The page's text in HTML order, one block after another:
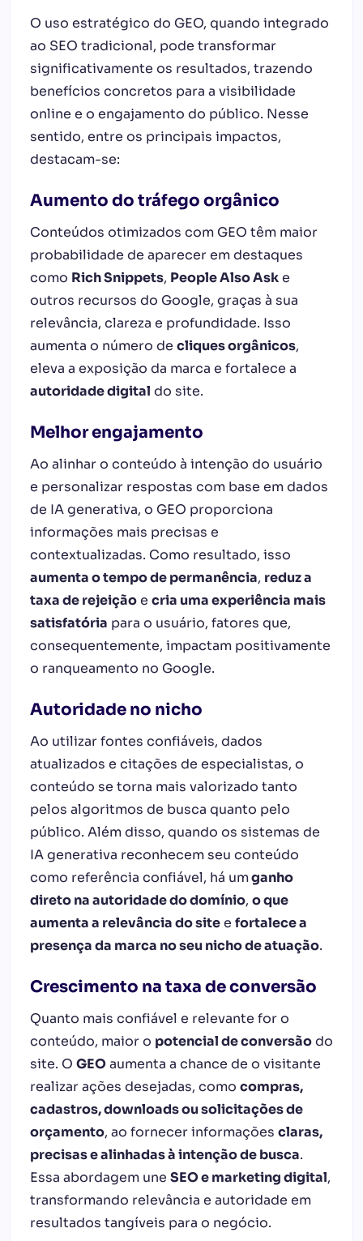
O uso estratégico do GEO, quando integrado
ao SEO tradicional, pode transformar
significativamente os resultados, trazendo
benefícios concretos para a visibilidade
online e o engajamento do público. Nesse
sentido, entre os principais impactos,
destacam-se:
Aumento do tráfego orgânico
Conteúdos otimizados com GEO têm maior
probabilidade de aparecer em destaques
como Rich Snippets, People Also Aske
outros recursos do Google, graças à sua
relevância, clareza e profundidade. Isso
aumenta o número de cliques orgânicos,
eleva a exposição da marca e fortalece a
autoridade digital do site.
Melhor engajamento
Ao alinhar o conteúdo à intenção do usuário
e personalizar respostas com base em dados
de IA generativa, o GEO proporciona
informações mais precisas e
contextualizadas. Como resultado, isso
aumenta o tempo de permanência, reduz a
taxa de rejeiçãoe cria uma experiência mais
satisfatória para o usuário, fatores que,
consequentemente, impactam positivamente
o ranqueamento no Google.
Autoridade no nicho
Ao utilizar fontes confiáveis, dados
atualizados e citações de especialistas, o
conteúdo se torna mais valorizado tanto
pelos algoritmos de busca quanto pelo
público. Além disso, quando os sistemas de
IA generativa reconhecem seu conteúdo
como referência confiável, há umganho
direto na autoridade do domínio, o que
aumenta a relevância do sitee fortalece a
presença da marca no seu nicho de atuação.
Crescimento na taxa de conversão
Quanto mais confiável e relevante for o
conteúdo, maior o potencial de conversãodo
site. O GEOaumenta a chance de o visitante
realizar ações desejadas, como compras,
cadastros, downloads ou solicitações de
orçamento, ao fornecer informações claras,
precisas e alinhadas à intenção de busca.
Essa abordagem une SEO e marketing digital,
transformando relevância e autoridade em
resultados tangíveis para o negócio.